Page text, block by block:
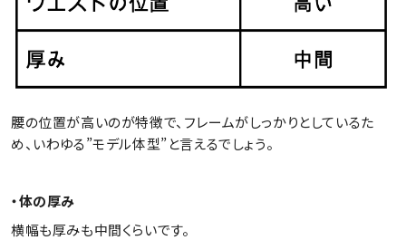
腰の位置が高いのが特徴で、フレームがしっかりとしているた
め、いわゆる”モデル体型”と言えるでしょう。
・体の厚み
横幅も厚みも中間くらいです。